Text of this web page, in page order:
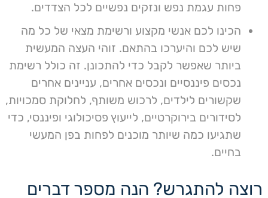
פחות עגמת נפש ונזקים נפשיים לכל הצדדים.
הכינו לכם אנשי מקצוע ורשימת מצאי של כל מה
שיש לכם והיערכו בהתאם. זוהי העצה המעשית
ביותר שאפשר לקבל כדי להתכונן. זה כולל רשימת
נכסים פיננסיים ונכסים אחרים, עניינים אחרים
שקשורים לילדים, לרכוש משותף, לחלוקת סמכויות,
לסידורים בירוקרטיים, לייעוץ פסיכולוגי ופיננסי, כדי
שתגיעו כמה שיותר מוכנים לפחות בפן המעשי
בחיים.
רוצה להתגרש? הנה מספר דברים